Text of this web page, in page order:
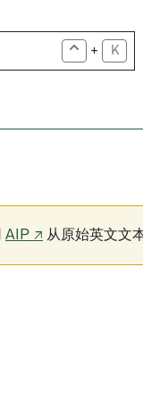
+ K
AIP ↗ 从原始英文文